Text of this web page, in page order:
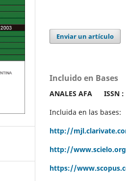
Enviar un artículo
Incluido en Bases
ANALES AFA ISSN
Incluida en las bases:
http://
http://
https://